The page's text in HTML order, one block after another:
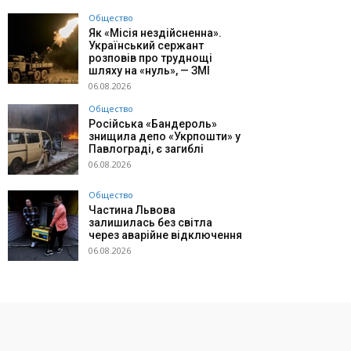
Общество
Як «Місія нездійсненна».
Український сержант
розповів про труднощі
шляху на «нуль», — ЗМІ
06.08.2026
Общество
Російська «Бандероль»
знищила депо «Укрпошти» у
Павлограді, є загиблі
06.08.2026
Общество
Частина Львова
залишилась без світла
через аварійне відключення
06.08.2026